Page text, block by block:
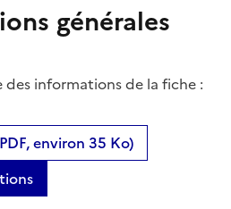
générales
informations de la fiche :
environ 35 Ko)